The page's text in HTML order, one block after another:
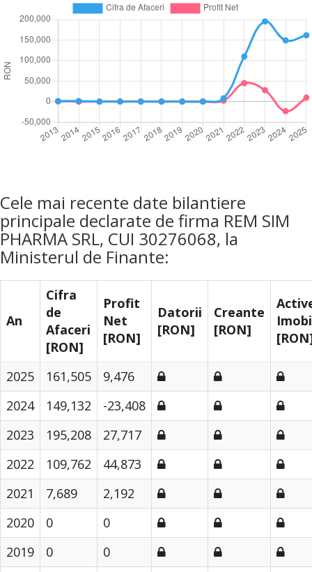
Cele mai recente date bilantiere
principale declarate de firma REM SIM
PHARMA SRL, CUI 30276068, la
Ministerul de Finante:
An
Cifra
de
Afaceri
[RON]
Profit
Net
[RON]
Datorii
[RON]
Creante
[RON]
2025 161,505
9,476
2024
149,132
-23,408
2023
195,208
27,717
2022
109,762
44,873
2021
7,689
2,192
2020
0
0
2019
0
0